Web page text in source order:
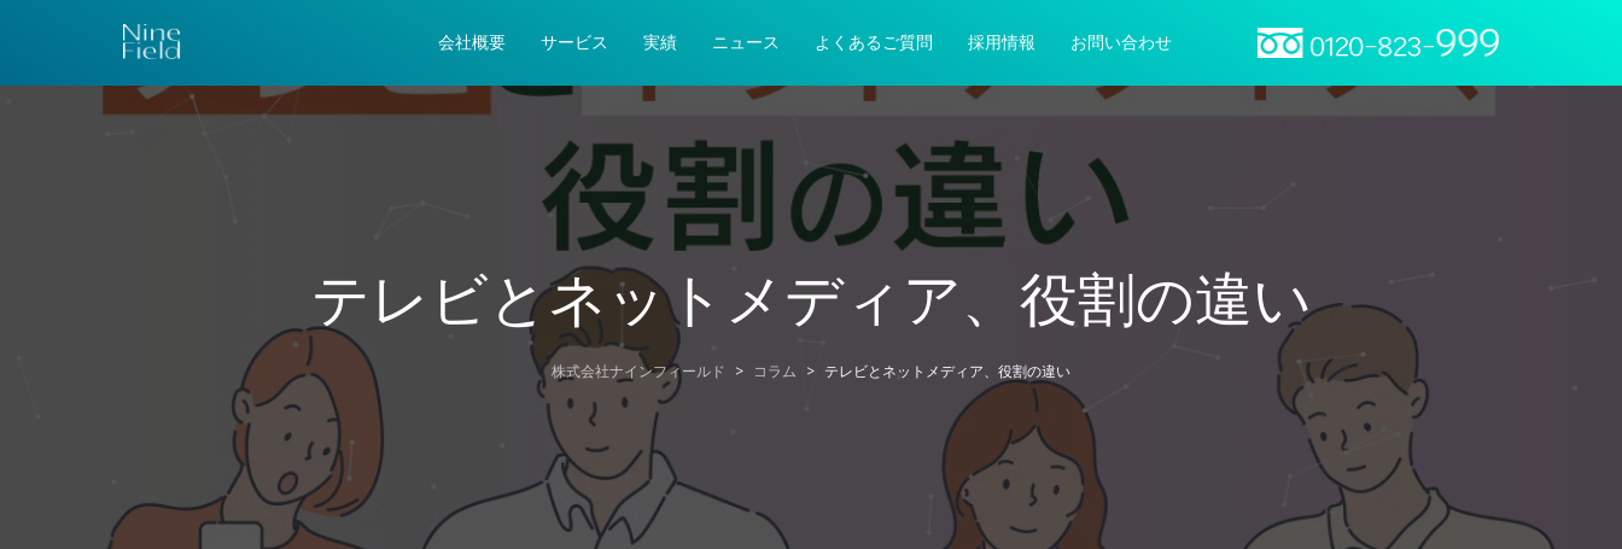
会社概要 サービス 実績 ニュース よくあるご質問 採用情報 お問い合わせ
テレビとネットメディア、役割の違い
株式会社ナインフィールド > コラム > テレビとネットメディア、役割の違い